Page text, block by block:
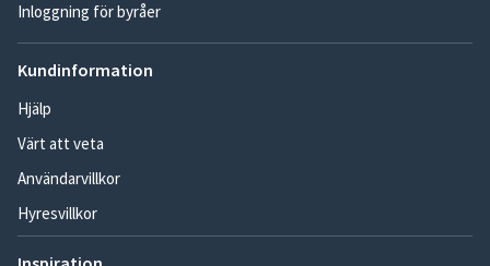
Inloggning för byråer
Kundinformation
Hjälp
Värt att veta
Användarvillkor
Hyresvillkor